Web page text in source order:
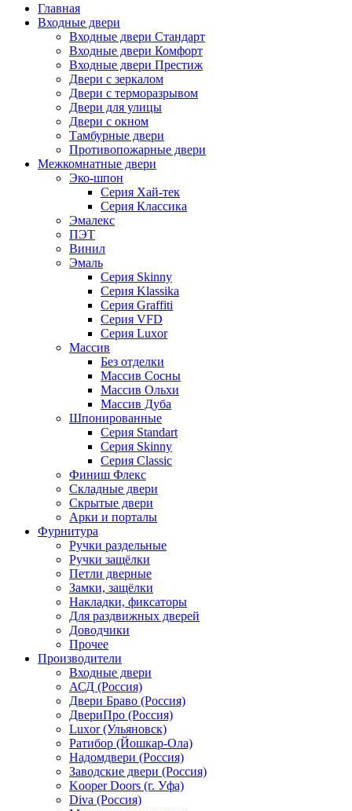
Главная
Входные двери
Входные двери Стандарт
Входные двери Комфорт
Входные двери Престиж
Двери с зеркалом
Двери с терморазрывом
Двери для улицы
Двери с окном
Тамбурные двери
Противопожарные двери
Межкомнатные двери
Эко-шпон
Серия Хай-тек
Серия Классика
Эмалекс
ПЭТ
Винил
Эмаль
Серия Skinny
Серия Klassika
Серия Graffiti
Серия VFD
Серия Luxor
Массив
Без отделки
Массив Сосны
Массив Ольхи
Массив Дуба
Шпонированные
Серия Standart
Серия Skinny
Серия Classic
Финиш Флекс
Складные двери
Скрытые двери
Арки и порталы
Фурнитура
Ручки раздельные
Ручки защёлки
Петли дверные
Замки, защёлки
Накладки, фиксаторы
Для раздвижных дверей
Доводчики
Прочее
Производители
Входные двери
АСД (Россия)
Двери Браво (Россия)
ДвериПро (Россия)
Luxor (Ульяновск)
Ратибор (Йошкар-Ола)
Надомдвери (Россия)
Заводские двери (Россия)
Kooper Doors (г. Уфа)
Diva (Россия)